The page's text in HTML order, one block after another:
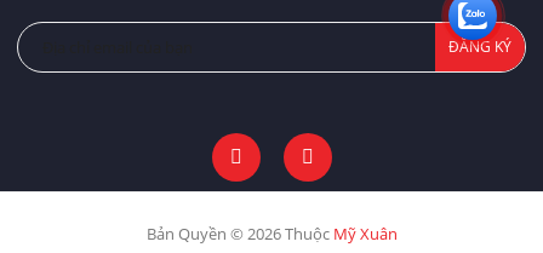
ĐĂNG KÝ
Bản Quyền © 2026 Thuộc Mỹ Xuân